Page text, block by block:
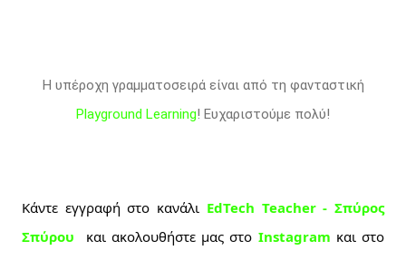
Η υπέροχη γραμματοσειρά είναι από τη φανταστική
Playground Learning! Ευχαριστούμε πολύ!
Κάντε εγγραφή στο κανάλι EdTech Teacher - Σπύρος
Σπύρου
και ακολουθήστε μας στο Instagram